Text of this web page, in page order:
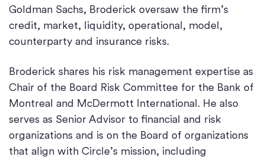
Goldman Sachs, Broderick oversaw the firm’s
credit, market, liquidity, operational, model,
counterparty and insurance risks.
Broderick shares his risk management expertise as
Chair of the Board Risk Committee for the Bank of
Montreal and McDermott International. He also
serves as Senior Advisor to financial and risk
organizations and is on the Board of organizations
that align with Circle’s mission, including